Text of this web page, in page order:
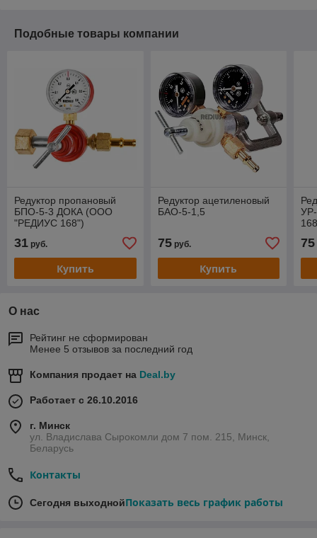
Подобные товары компании
Редуктор пропановый
БПО-5-3 ДОКА (ООО
"РЕДИУС 168")
31 руб.
Купить
Редуктор ацетиленовый
БАО-5-1,5
75руб.
Купить
75
О нас
Рейтинг не сформирован
Менее 5 отзывов за последний год
Компания продает на Deal.by
Работает с 26.10.2016
г. Минск
ул. Владислава Сырокомли дом 7 пом. 215, Минск,
Беларусь
Контакты
Сегодня выходнойПоказать весь график работы